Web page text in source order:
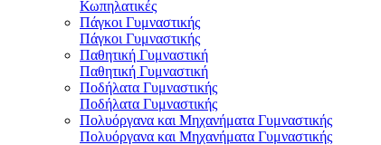
Κωπηλατικές
Πάγκοι Γυμναστικής
Πάγκοι Γυμναστικής
Παθητική Γυμναστική
Παθητική Γυμναστική
Ποδήλατα Γυμναστικής
Ποδήλατα Γυμναστικής
Πολυόργανα και Μηχανήματα Γυμναστικής
Πολυόργανα και Μηχανήματα Γυμναστικής